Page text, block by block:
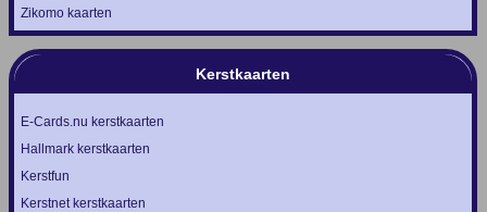
Zikomo kaarten
Kerstkaarten
E-Cards.nu kerstkaarten
Hallmark kerstkaarten
Kerstfun
Kerstnet kerstkaarten